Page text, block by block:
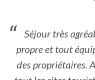
Séjour très
propre et tout
des propriétaires.